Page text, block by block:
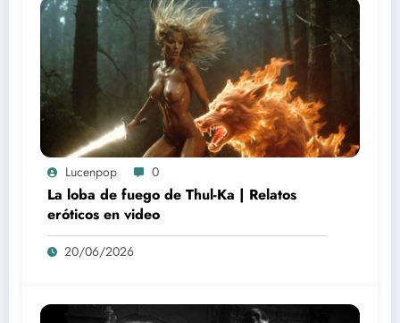
Lucenpop 0
La loba de fuego de Thul-Ka | Relatos
eróticos en video
20/06/2026